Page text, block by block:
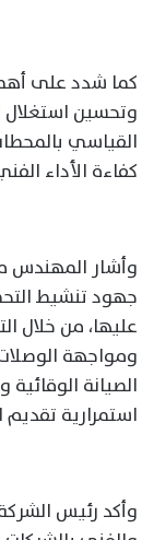
كما شدد على
وتحسين استغلال
القياسي
كفاءة الأداء
وأشار
جهود تنشيط
عليها، من خلال
ومواجهة الوصلات
الصيانة
استمرارية تقديم
وأكد رئيس